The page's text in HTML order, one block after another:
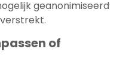
geanonimiseerd
of